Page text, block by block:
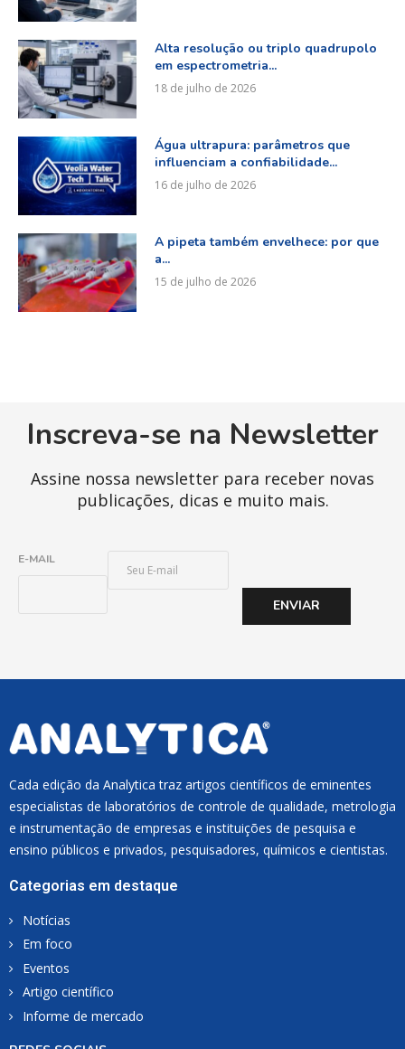
Alta resolução ou triplo quadrupolo
em espectrometria...
18 de julho de 2026
Água ultrapura: parâmetros que
influenciam a confiabilidade...
16 de julho de 2026
A pipeta também envelhece: por que
a...
15 de julho de 2026
Inscreva-se na Newsletter
Assine nossa newsletter para receber novas
publicações, dicas e muito mais.
E-MAIL
ENVIAR
Cada edição da Analytica traz artigos científicos de eminentes
especialistas de laboratórios de controle de qualidade, metrologia
e instrumentação de empresas e instituições de pesquisa e
ensino públicos e privados, pesquisadores, químicos e cientistas.
Categorias em destaque
Notícias
Em foco
Eventos
Artigo científico
Informe de mercado